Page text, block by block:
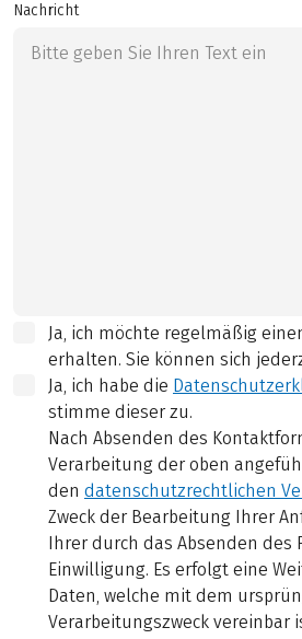
Nachricht
Ja, ich möchte regelmäßig
erhalten. Sie können sich
Ja, ich habe die
stimme dieser zu.
Nach Absenden des
Verarbeitung der oben
den datenschutzrechtlichen
Zweck der Bearbeitung Ihrer
Ihrer durch das Absenden
Einwilligung. Es erfolgt eine
Daten, welche mit dem
Verarbeitungszweck vereinbar